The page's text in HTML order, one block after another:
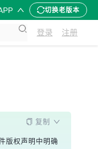
切换老版本
登录 注册
复制
版权声明中明确